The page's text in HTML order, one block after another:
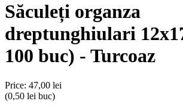
Săculeți organza
dreptunghiulari
100 buc) - Turcoaz
Price: 47,00 lei
(0,50 lei buc)